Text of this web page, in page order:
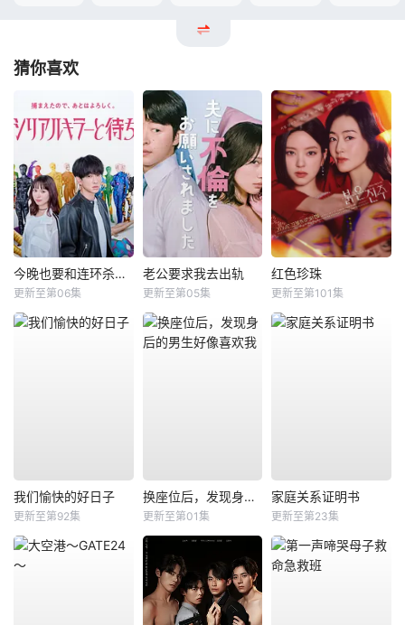
猜你喜欢
今晚也要和连环杀手约会
更新至第06集
老公要求我去出轨
更新至第05集
红色珍珠
更新至第101集
我们愉快的好日子
更新至第92集
换座位后，发现身后的男生好像喜欢我
更新至第01集
家庭关系证明书
更新至第23集